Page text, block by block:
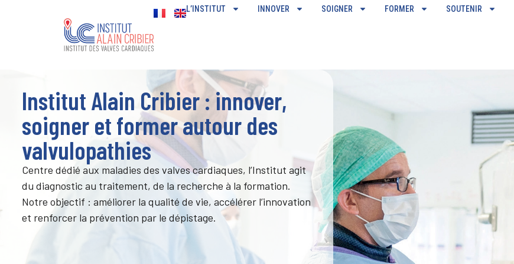
L’INSTITUT INNOVER SOIGNER FORMER SOUTENIR
Institut Alain Cribier : innover,
soigner et former autour des
valvulopathies
Centre dédié aux maladies des valves cardiaques, l’Institut agit
du diagnostic au traitement, de la recherche à la formation.
Notre objectif : améliorer la qualité de vie, accélérer l’innovation
et renforcer la prévention par le dépistage.